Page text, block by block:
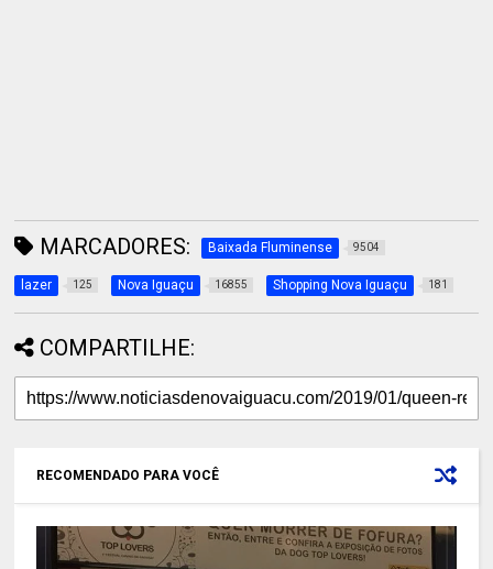
MARCADORES: Baixada Fluminense 9504
lazer 125 Nova Iguaçu 16855 Shopping Nova Iguaçu 181
COMPARTILHE:
RECOMENDADO PARA VOCÊ